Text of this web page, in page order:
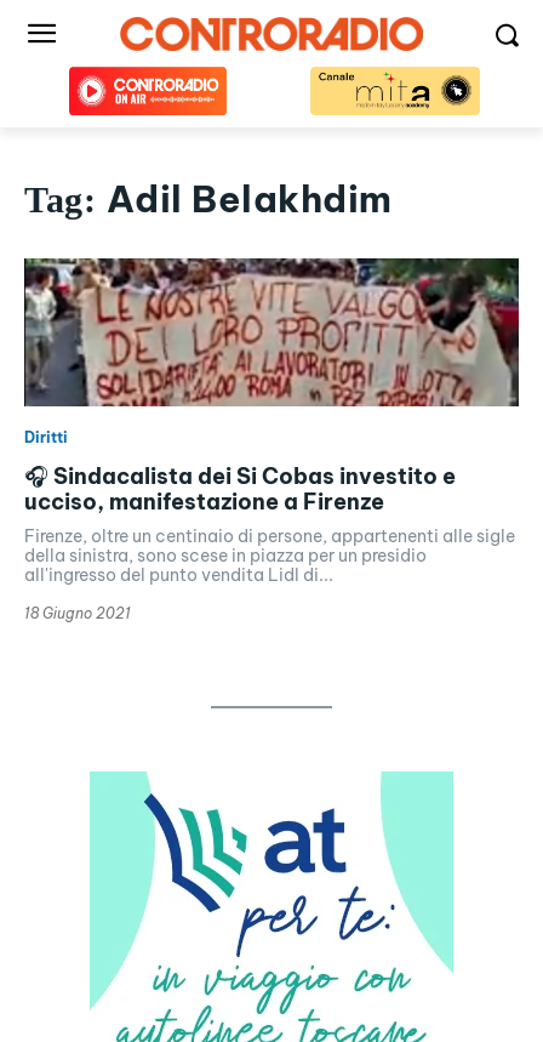
Tag: Adil Belakhdim
Diritti
🎧 Sindacalista dei Si Cobas investito e
ucciso, manifestazione a Firenze
Firenze, oltre un centinaio di persone, appartenenti alle sigle
della sinistra, sono scese in piazza per un presidio
all'ingresso del punto vendita Lidl di...
18 Giugno 2021